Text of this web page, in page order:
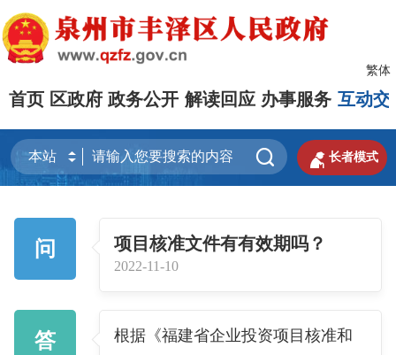
繁体
首页 区政府 政务公开 解读回应 办事服务 互动交
  长者模式
问 项目核准文件有有效期吗？
2022-11-10
答
根据《福建省企业投资项目核准和